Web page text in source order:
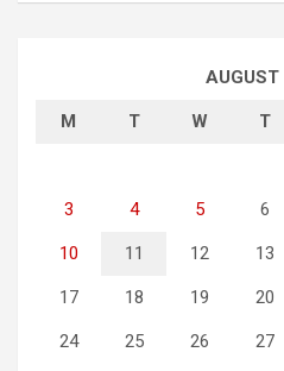
M T W T
3 4 5 6
10 11 12 13
17 18 19 20
24 25 26 27